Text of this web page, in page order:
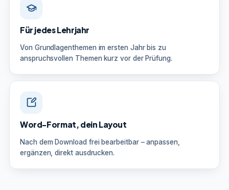
Für jedes Lehrjahr
Von Grundlagenthemen im ersten Jahr bis zu
anspruchsvollen Themen kurz vor der Prüfung.
Word-Format, dein Layout
Nach dem Download frei bearbeitbar – anpassen,
ergänzen, direkt ausdrucken.